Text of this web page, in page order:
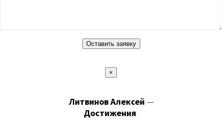
×
Литвинов Алексей —
Достижения